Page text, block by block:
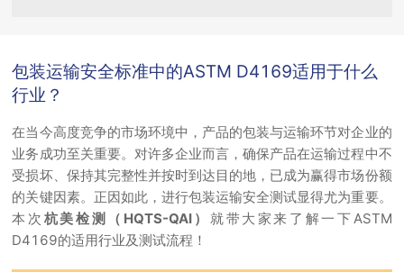
包装运输安全标准中的ASTM D4169适用于什么
行业？
在当今高度竞争的市场环境中，产品的包装与运输环节对企业的
业务成功至关重要。对许多企业而言，确保产品在运输过程中不
受损坏、保持其完整性并按时到达目的地，已成为赢得市场份额
的关键因素。正因如此，进行包装运输安全测试显得尤为重要。
本次 杭美检测（HQTS-QAI）就带大家来了解一下ASTM
D4169的适用行业及测试流程！